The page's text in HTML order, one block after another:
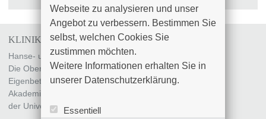
KLINIKUM SÜDSTADT ROSTOCK
Hanse- und Universitätsstadt Rostock
Die Oberbürgermeisterin
Eigenbetrieb „Klinikum Südstadt Rostock“
Akademisches Lehrkrankenhaus
der Universität Rostock
Webseite zu analysieren und unser
Angebot zu verbessern. Bestimmen Sie
selbst, welchen Cookies Sie
zustimmen möchten.
Weitere Informationen erhalten Sie in
unserer Datenschutzerklärung.
Essentiell